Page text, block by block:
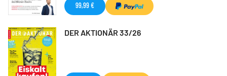
99,99 €
DER AKTIONÄR 33/26